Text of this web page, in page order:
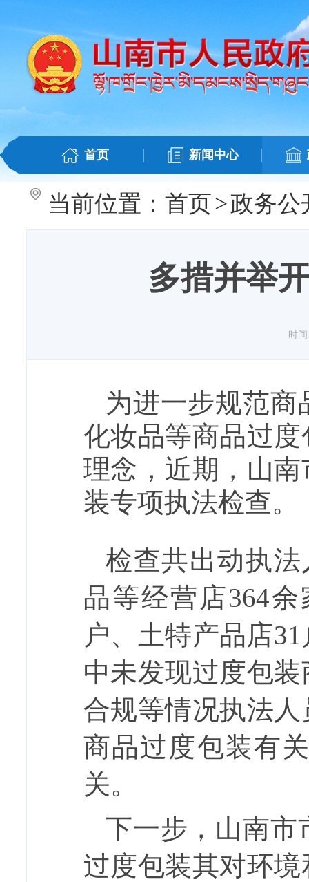
首页 新闻中心
当前位置： 首页>政务公
多措并举
时间
为进一步规范
化妆品等商品过
理念，近期，山
装专项执法检查。
检查共出动执法
品等经营店364
户、土特产品店
中未发现过度包
合规等情况执法
商品过度包装有
关。
下一步，山南市
过度包装其对环